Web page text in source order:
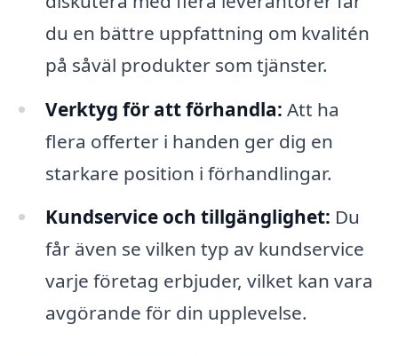
du en bättre uppfattning om kvalitén
på såväl produkter som tjänster.
Verktyg för att förhandla: Att ha
flera offerter i handen ger dig en
starkare position i förhandlingar.
Kundservice och tillgänglighet: Du
får även se vilken typ av kundservice
varje företag erbjuder, vilket kan vara
avgörande för din upplevelse.